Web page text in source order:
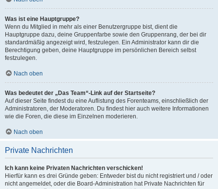
Was ist eine Hauptgruppe?
Wenn du Mitglied in mehr als einer Benutzergruppe bist, dient die
Hauptgruppe dazu, deine Gruppenfarbe sowie den Gruppenrang, der bei dir
standardmäßig angezeigt wird, festzulegen. Ein Administrator kann dir die
Berechtigung geben, deine Hauptgruppe im persönlichen Bereich selbst
festzulegen.
Nach oben
Was bedeutet der „Das Team“-Link auf der Startseite?
Auf dieser Seite findest du eine Auflistung des Forenteams, einschließlich der
Administratoren, der Moderatoren. Du findest hier auch weitere Informationen
wie die Foren, die diese im Einzelnen moderieren.
Nach oben
Private Nachrichten
Ich kann keine Privaten Nachrichten verschicken!
Hierfür kann es drei Gründe geben: Entweder bist du nicht registriert und / oder
nicht angemeldet, oder die Board-Administration hat Private Nachrichten für